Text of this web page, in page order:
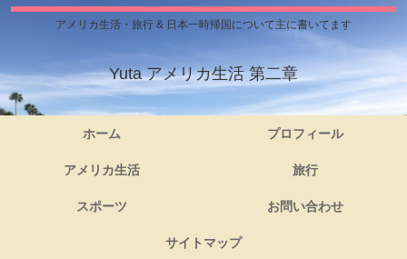
アメリカ生活・旅行 & 日本一時帰国について主に書いてます
Yuta アメリカ生活 第二章
ホーム プロフィール
アメリカ生活 旅行
スポーツ お問い合わせ
サイトマップ